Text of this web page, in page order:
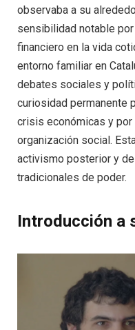
observaba a su
sensibilidad notable
financiero en la vida
entorno familiar en
debates sociales y
curiosidad permanente
crisis económicas y
organización social.
activismo posterior y
tradicionales de poder.
Introducción a